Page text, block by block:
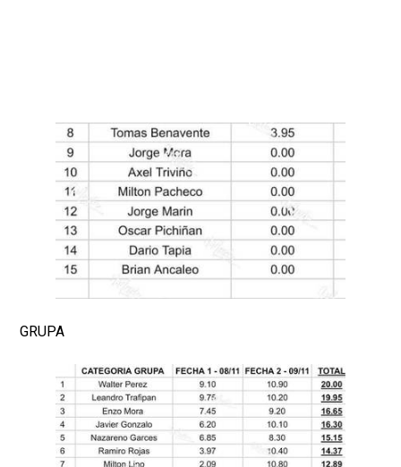
GRUPA